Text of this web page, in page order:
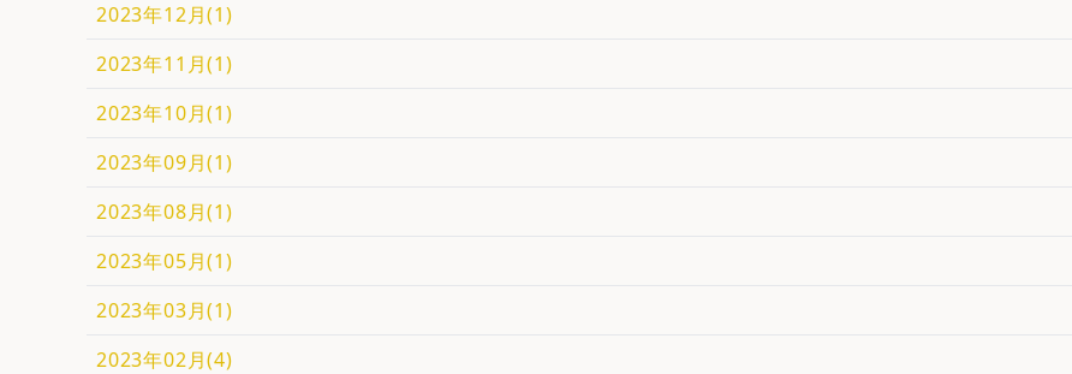
2023年12月(1)
2023年11月(1)
2023年10月(1)
2023年09月(1)
2023年08月(1)
2023年05月(1)
2023年03月(1)
2023年02月(4)